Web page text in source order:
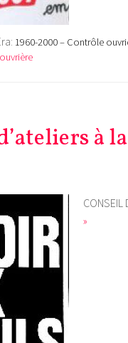
1960-2000 – Contrôle
à
CONSEIL
»